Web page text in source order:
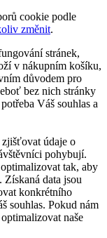
cookie podle
změnit.
stránek,
v nákupním košíku,
důvodem pro
bez nich stránky
Váš souhlas a
údaje o
pohybují.
tak, aby
data jsou
konkrétního
souhlas. Pokud nám
naše